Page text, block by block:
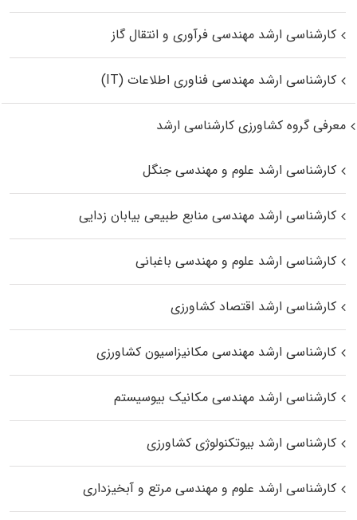
کارشناسی ارشد مهندسی فرآوری و انتقال گاز
کارشناسی ارشد مهندسی فناوری اطلاعات (IT)
معرفی گروه کشاورزی کارشناسی ارشد
کارشناسی ارشد علوم و مهندسی جنگل
کارشناسی ارشد مهندسی منابع طبیعی بیابان زدایی
کارشناسی ارشد علوم و مهندسی باغبانی
کارشناسی ارشد اقتصاد کشاورزی
کارشناسی ارشد مهندسی مکانیزاسیون کشاورزی
کارشناسی ارشد مهندسی مکانیک بیوسیستم
کارشناسی ارشد بیوتکنولوژی کشاورزی
کارشناسی ارشد علوم و مهندسی مرتع و آبخیزداری